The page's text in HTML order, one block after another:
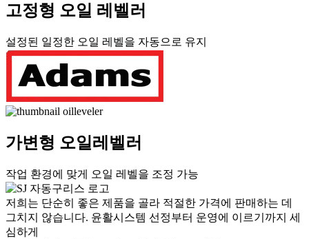
고정형 오일 레벨러
설정된 일정한 오일 레벨을 자동으로 유지
가변형 오일레벨러
작업 환경에 맞게 오일 레벨을 조정 가능
저희는 단순히 좋은 제품을 골라 적절한 가격에 판매하는 데
그치지 않습니다. 윤활시스템 선정부터 운영에 이르기까지 세
심하게